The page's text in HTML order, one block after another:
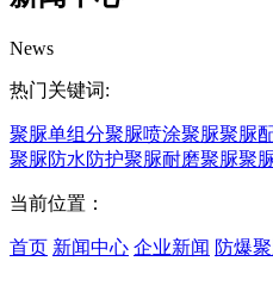
News
热门关键词:
聚脲单组分聚脲喷涂聚脲聚脲
聚脲防水防护聚脲耐磨聚脲聚
当前位置：
首页 新闻中心 企业新闻 防爆